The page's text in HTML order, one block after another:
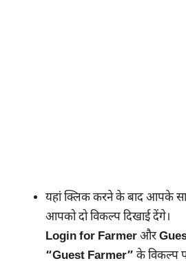
यहां क्लिक करने के बाद आपके
आपको दो विकल्प दिखाई देंगे।
Login for Farmerऔर
“Guest Farmer” के विकल्प